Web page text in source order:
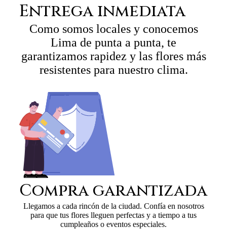
Entrega inmediata
Como somos locales y conocemos
Lima de punta a punta, te
garantizamos rapidez y las flores más
resistentes para nuestro clima.
Compra garantizada
Llegamos a cada rincón de la ciudad. Confía en nosotros
para que tus flores lleguen perfectas y a tiempo a tus
cumpleaños o eventos especiales.